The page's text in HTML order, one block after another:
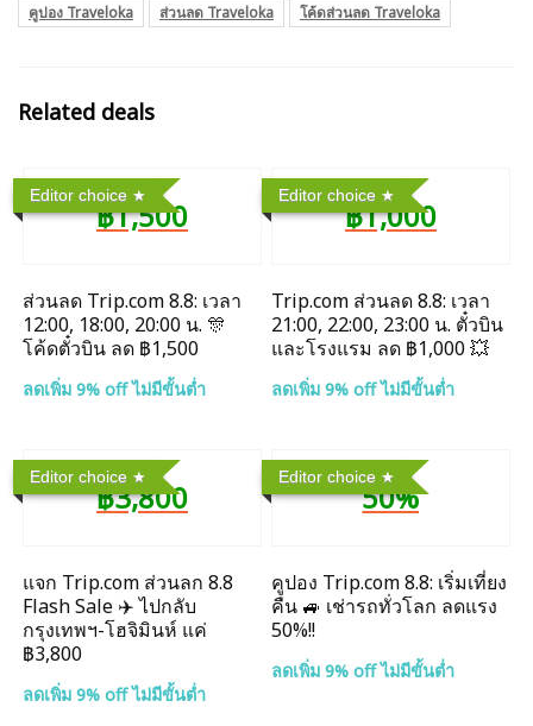
คูปอง Traveloka
ส่วนลด Traveloka โค้ดส่วนลด Traveloka
Related deals
Editor choice
฿1,500
ส่วนลด Trip.com 8.8: เวลา
12:00, 18:00, 20:00 น. 🎊
โค้ดตั๋วบิน ลด ฿1,500
ลดเพิ่ม 9% off ไม่มีขั้นต่ำ
Editor choice
฿1,000
Trip.com ส่วนลด 8.8: เวลา
21:00, 22:00, 23:00 น. ตั๋วบิน
และโรงแรม ลด ฿1,000 💥
ลดเพิ่ม 9% off ไม่มีขั้นต่ำ
Editor choice
฿3,800
แจก Trip.com ส่วนลก 8.8
Flash Sale ✈️ ไปกลับ
กรุงเทพฯ-โฮจิมินห์ แค่
฿3,800
ลดเพิ่ม 9% off ไม่มีขั้นต่ำ
Editor choice
50%
คูปอง Trip.com 8.8: เริ่มเที่ยง
คืน 🚙 เช่ารถทั่วโลก ลดแรง
50%!!
ลดเพิ่ม 9% off ไม่มีขั้นต่ำ